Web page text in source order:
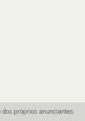
próprios anunciantes.